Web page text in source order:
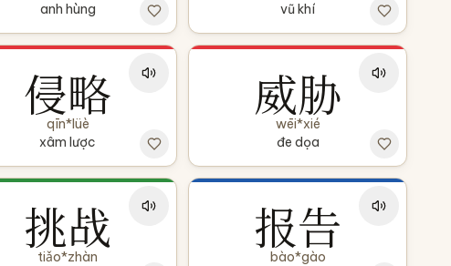
anh hùng
vũ khí
侵略
qīn*lüè
xâm lược
威胁
wēi*xié
đe dọa
挑战
tiǎo*zhàn
报告
bào*gào